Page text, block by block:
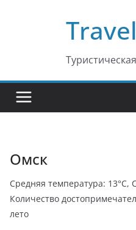
Омск
Средняя температура: 13°C,
Количество
лето